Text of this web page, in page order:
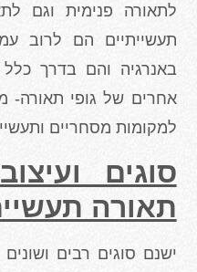
לתאורה פנימית וגם
תעשייתיים הם לרוב
באנרגיה והם בדרך
אחרים של גופי תאורה-
למקומות מסחריים
סוגים
תאורה
ישנם סוגים רבים